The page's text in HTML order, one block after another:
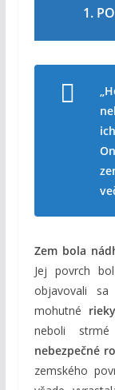
1.
Zem bola
Jej povrch
objavovali sa
mohutné rieky
neboli
nebezpečné
zemského